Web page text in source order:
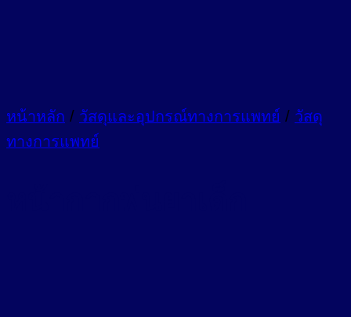
หน้าหลัก / วัสดุและอุปกรณ์ทางการแพทย์ / วัสดุ
ทางการแพทย์